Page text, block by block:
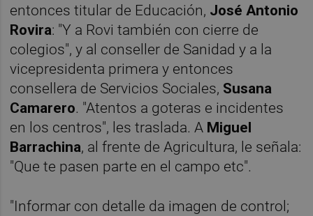
entonces titular de Educación, José Antonio
Rovira: "Y a Rovi también con cierre de
colegios", y al conseller de Sanidad y a la
vicepresidenta primera y entonces
consellera de Servicios Sociales, Susana
Camarero. "Atentos a goteras e incidentes
en los centros", les traslada. A Miguel
Barrachina, al frente de Agricultura, le señala:
"Que te pasen parte en el campo etc".
"Informar con detalle da imagen de control;